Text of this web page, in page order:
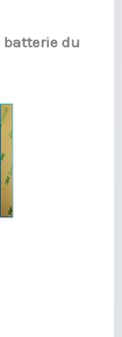
batteriedu